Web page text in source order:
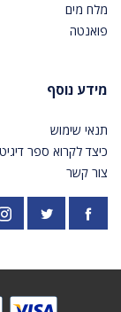
מלח מים
פואנטה
מידע נוסף
תנאי שימוש
כיצד לקרוא ספר
צור קשר
פייסבוק